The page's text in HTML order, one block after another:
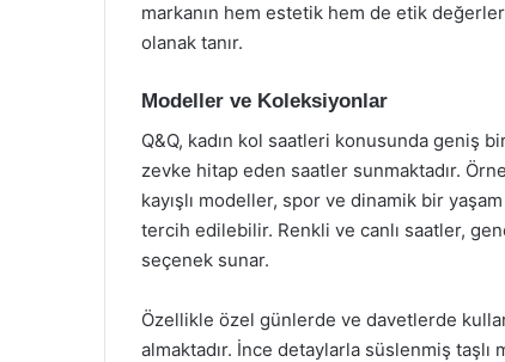
markanın hem estetik hem de etik
olanak tanır.
Modeller ve Koleksiyonlar
Q&Q, kadın kol saatleri konusunda geniş
zevke hitap eden saatler sunmaktadır.
kayışlı modeller, spor ve dinamik bir
tercih edilebilir. Renkli ve canlı saatler,
seçenek sunar.
Özellikle özel günlerde ve davetlerde
almaktadır. İnce detaylarla süslenmiş